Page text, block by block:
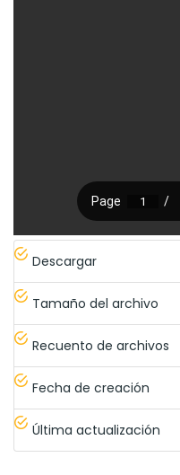
Descargar
Tamaño del archivo
Recuento de archivos
Fecha de creación
Última actualización